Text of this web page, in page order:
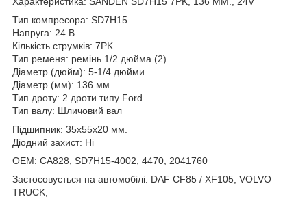
Тип компресора: SD7H15
Напруга: 24 В
Кількість струмків: 7PK
Тип ременя: ремінь 1/2 дюйма (2)
Діаметр (дюйм): 5-1/4 дюйми
Діаметр (мм): 136 мм
Тип дроту: 2 дроти типу Ford
Тип валу: Шличовий вал
Підшипник: 35x55x20 мм.
Діодний захист: Ні
ОЕМ: CA828, SD7H15-4002, 4470, 2041760
Застосовується на автомобілі: DAF CF85 / XF105, VOLVO
TRUCK;